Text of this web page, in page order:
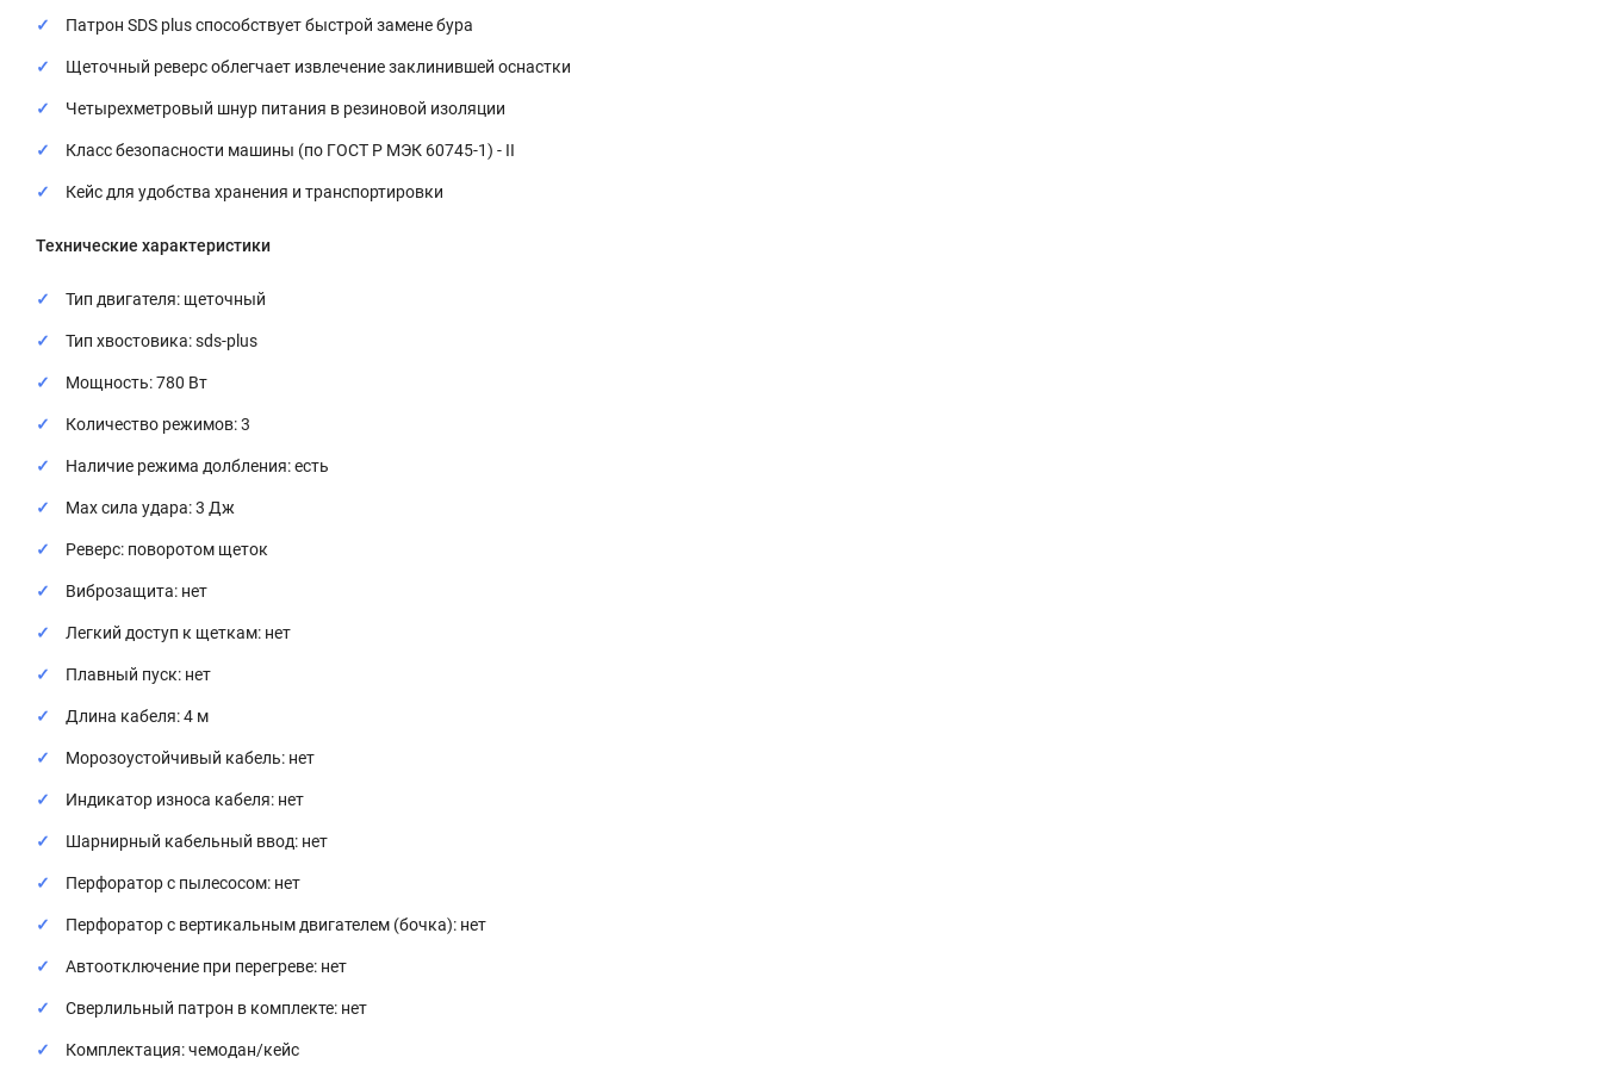
Патрон SDS plus способствует быстрой замене бура
Щеточный реверс облегчает извлечение заклинившей оснастки
Четырехметровый шнур питания в резиновой изоляции
Класс безопасности машины (по ГОСТ Р МЭК 60745-1) - II
Кейс для удобства хранения и транспортировки
Технические характеристики
Тип двигателя: щеточный
Тип хвостовика: sds-plus
Мощность: 780 Вт
Количество режимов: 3
Наличие режима долбления: есть
Max сила удара: 3 Дж
Реверс: поворотом щеток
Виброзащита: нет
Легкий доступ к щеткам: нет
Плавный пуск: нет
Длина кабеля: 4 м
Морозоустойчивый кабель: нет
Индикатор износа кабеля: нет
Шарнирный кабельный ввод: нет
Перфоратор с пылесосом: нет
Перфоратор с вертикальным двигателем (бочка): нет
Автоотключение при перегреве: нет
Сверлильный патрон в комплекте: нет
Комплектация: чемодан/кейс